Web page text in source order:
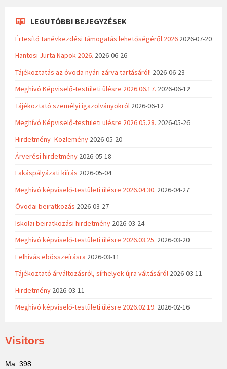
LEGUTÓBBI BEJEGYZÉSEK
Értesítő tanévkezdési támogatás lehetőségéről 2026 2026-07-20
Hantosi Jurta Napok 2026. 2026-06-26
Tájékoztatás az óvoda nyári zárva tartásáról! 2026-06-23
Meghívó Képviselő-testületi ülésre 2026.06.17. 2026-06-12
Tájékoztató személyi igazolványokról 2026-06-12
Meghívó Képviselő-testületi ülésre 2026.05.28. 2026-05-26
Hirdetmény- Közlemény 2026-05-20
Árverési hirdetmény 2026-05-18
Lakáspályázati kiírás 2026-05-04
Meghívó képviselő-testületi ülésre 2026.04.30. 2026-04-27
Óvodai beiratkozás 2026-03-27
Iskolai beiratkozási hirdetmény 2026-03-24
Meghívó képviselő-testületi ülésre 2026.03.25. 2026-03-20
Felhívás ebösszeírásra 2026-03-11
Tájékoztató árváltozásról, sírhelyek újra váltásáról 2026-03-11
Hirdetmény 2026-03-11
Meghívó képviselő-testületi ülésre 2026.02.19. 2026-02-16
Visitors
Ma: 398